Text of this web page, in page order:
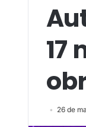
17
26 de